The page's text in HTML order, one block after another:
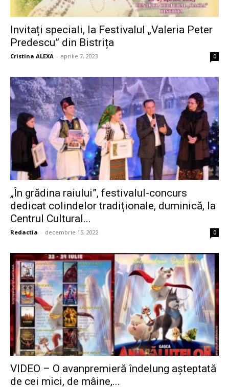
Invitați speciali, la Festivalul „Valeria Peter
Predescu” din Bistrița
Cristina ALEXA - aprilie 7, 2023 0
„În grădina raiului”, festivalul-concurs
dedicat colindelor tradiționale, duminică, la
Centrul Cultural...
Redactia - decembrie 15, 2022 0
VIDEO – O avanpremieră îndelung așteptată
de cei mici, de mâine,...